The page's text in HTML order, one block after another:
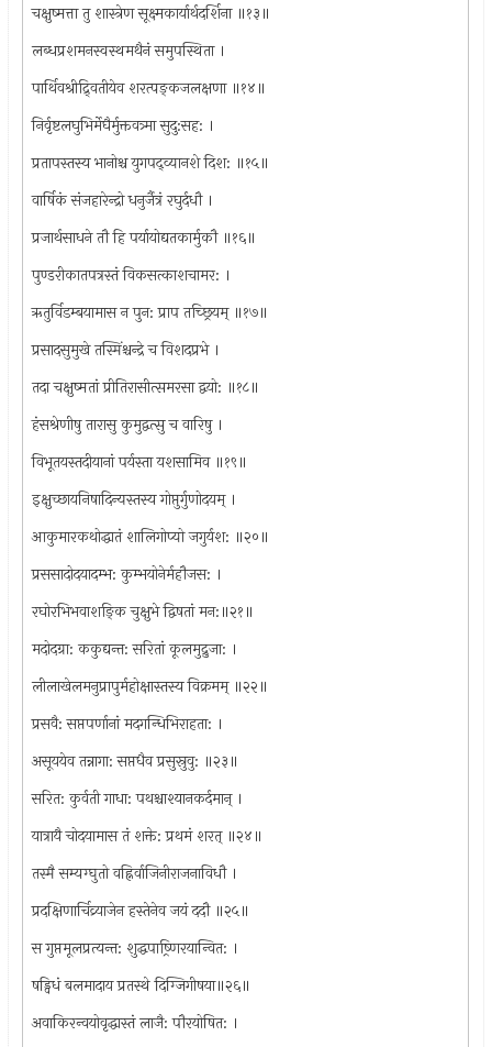
चक्षुष्मत्ता तु शास्त्रेण सूक्ष्मकार्यार्थदर्शिना ॥१३॥
लब्धप्रशमनस्वस्थमथैनं समुपस्थिता ।
पार्थिवश्रीद्र्वितीयेव शरत्पङ्कजलक्षणा ॥१४॥
निर्वृष्टलघुभिर्मेघैर्मुक्तवत्र्मा सुदु:सह: ।
प्रतापस्तस्य भानोश्च युगपद्व्यानशे दिश: ॥१५॥
वार्षिकं संजहारेन्द्रो धनुर्जैत्रं रघुर्दधौ ।
प्रजार्थसाधने तौ हि पर्यायोद्यतकार्मुकौ ॥१६॥
पुण्डरीकातपत्रस्तं विकसत्काशचामर: ।
ऋतुर्विडम्बयामास न पुन: प्राप तच्छ्रियम् ॥१७॥
प्रसादसुमुखे तस्मिंश्चन्द्रे च विशदप्रभे ।
तदा चक्षुष्मतां प्रीतिरासीत्समरसा द्वयो: ॥१८॥
हंसश्रेणीषु तारासु कुमुद्वत्सु च वारिषु ।
विभूतयस्तदीयानां पर्यस्ता यशसामिव ॥१९॥
इक्षुच्छायनिषादिन्यस्तस्य गोप्तुर्गुणोदयम् ।
आकुमारकथोद्धातं शालिगोप्यो जगुर्यश: ॥२०॥
प्रससादोदयादम्भ: कुम्भयोनेर्महौजस: ।
रघोरभिभवाशङ्कि चुक्षुभे द्विषतां मन:॥२१॥
मदोदग्रा: ककुद्यन्त: सरितां कूलमुद्रुजा: ।
लीलाखेलमनुप्रापुर्महोक्षास्तस्य विक्रमम् ॥२२॥
प्रसवै: सप्तपर्णानां मदगन्धिभिराहता: ।
असूययेव तन्नागा: सप्तधैव प्रसुस्रुवु: ॥२३॥
सरित: कुर्वती गाधा: पथश्चाश्यानकर्दमान् ।
यात्रायै चोदयामास तं शक्ते: प्रथमं शरत् ॥२४॥
तस्मै सम्यग्घुतो वह्निर्वाजिनीराजनाविधौ ।
प्रदक्षिणार्चिव्र्याजेन हस्तेनेव जयं ददौ ॥२५॥
स गुप्तमूलप्रत्यन्त: शुद्धपाष्र्णिरयान्वित: ।
षड्विधं बलमादाय प्रतस्थे दिग्जिगीषया॥२६॥
अवाकिरन्वयोवृद्धास्तं लाजै: पौरयोषित: ।